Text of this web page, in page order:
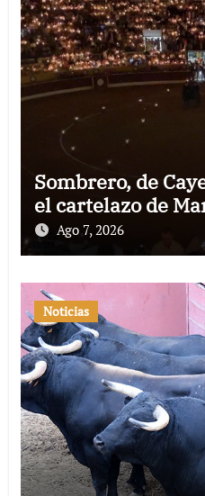
Sombrero, de
el cartelazo de
Ago 7, 2026
Noticias